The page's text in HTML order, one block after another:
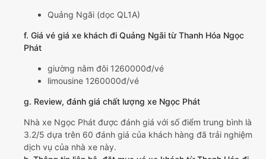
Quảng Ngãi (dọc QL1A)
f. Giá vé giá xe khách đi Quảng Ngãi từ Thanh Hóa Ngọc
Phát
giường nằm đôi 1260000đ/vé
limousine 1260000đ/vé
g. Review, đánh giá chất lượng xe Ngọc Phát
Nhà xe Ngọc Phát được đánh giá với số điểm trung bình là
3.2/5 dựa trên 60 đánh giá của khách hàng đã trải nghiệm
dịch vụ của nhà xe này.